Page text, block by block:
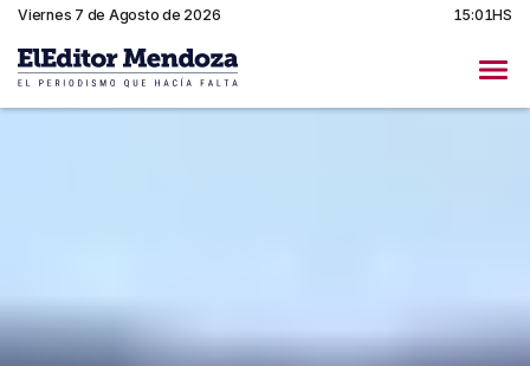
Viernes 7 de Agosto de 2026 15:01HS